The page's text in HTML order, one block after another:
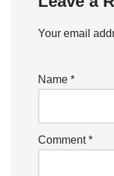
Your email
Name *
Comment*